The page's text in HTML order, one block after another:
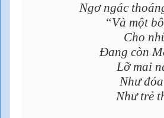
Ngơ ngác
“Và một
Cho
Đang còn
Lỡ mai
Như
Như trẻ